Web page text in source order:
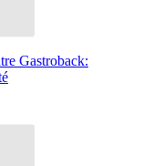
Gastroback: